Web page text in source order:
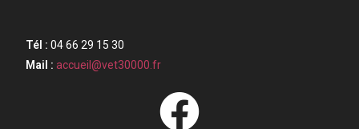
Tél : 04 66 29 15 30
Mail : accueil@vet30000.fr